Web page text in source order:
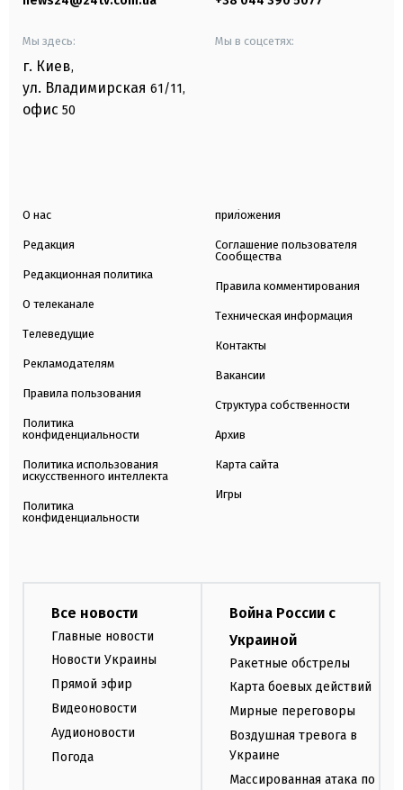
Мы здесь:
г. Киев,
ул. Владимирская 61/11,
офис 50
Мы в соцсетях:
О нас
Редакция
Редакционная политика
О телеканале
Телеведущие
Рекламодателям
Правила пользования
Политика
конфиденциальности
Политика использования
искусственного интеллекта
Политика
конфиденциальности
приложения
Соглашение пользователя
Сообщества
Правила комментирования
Техническая информация
Контакты
Вакансии
Структура собственности
Архив
Карта сайта
Игры
Все новости
Главные новости
Новости Украины
Прямой эфир
Видеоновости
Аудионовости
Погода
Война России с
Украиной
Ракетные обстрелы
Карта боевых действий
Мирные переговоры
Воздушная тревога в
Украине
Массированная атака по